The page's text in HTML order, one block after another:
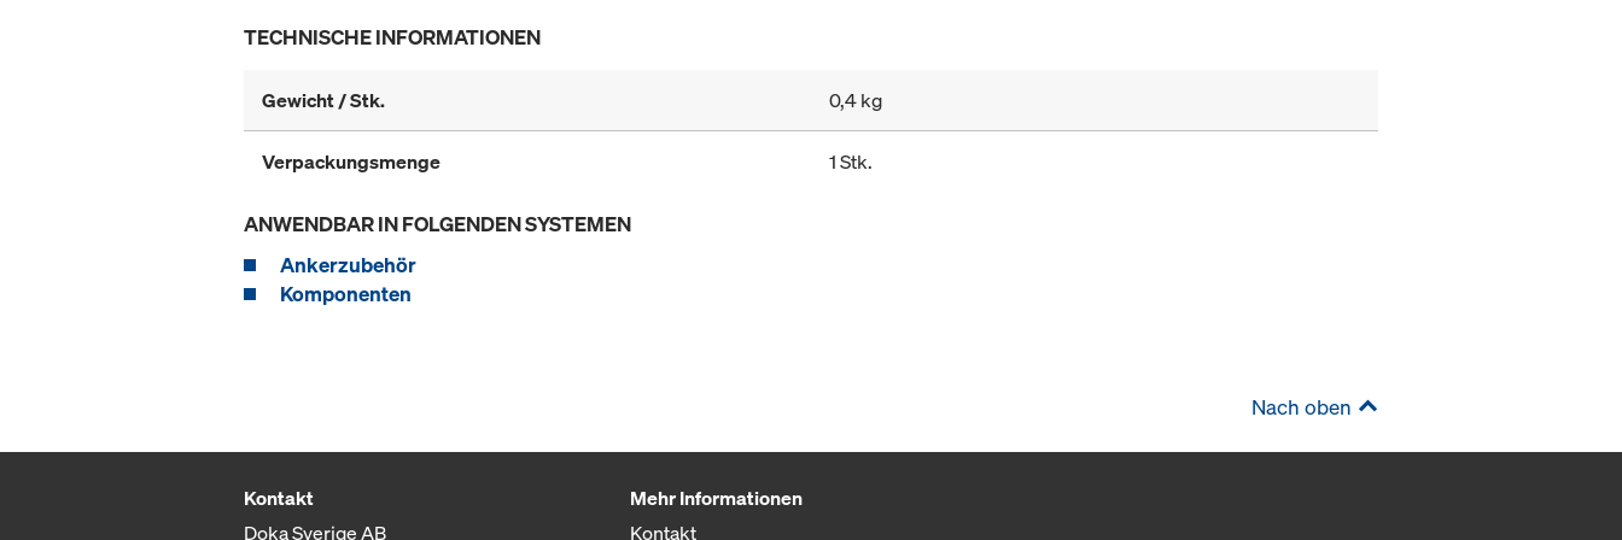
TECHNISCHE INFORMATIONEN
Gewicht / Stk. 0,4 kg
Verpackungsmenge 1 Stk.
ANWENDBAR IN FOLGENDEN SYSTEMEN
Ankerzubehör
Komponenten
Nach oben
Kontakt
Doka Sverige AB
Mehr Informationen
Kontakt